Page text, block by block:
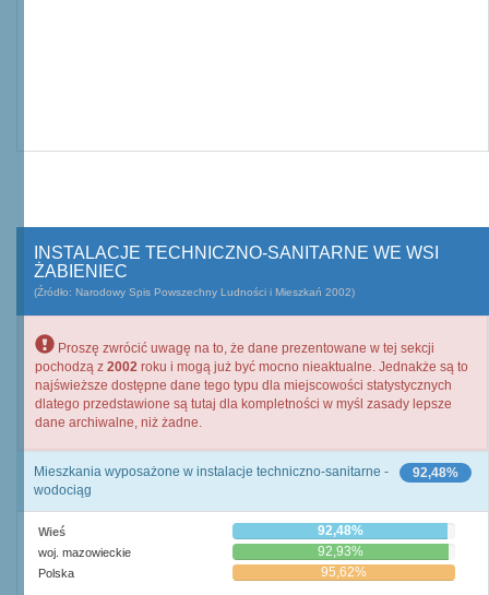
INSTALACJE TECHNICZNO-SANITARNE WE WSI
ŻABIENIEC
(Źródło: Narodowy Spis Powszechny Ludności i Mieszkań 2002)
Proszę zwrócić uwagę na to, że dane prezentowane w tej sekcji
pochodzą z 2002 roku i mogą już być mocno nieaktualne. Jednakże są to
najświeższe dostępne dane tego typu dla miejscowości statystycznych
dlatego przedstawione są tutaj dla kompletności w myśl zasady lepsze
dane archiwalne, niż żadne.
92,48%
Mieszkania wyposażone w instalacje techniczno-sanitarne -
wodociąg
Wieś 92,48%
woj. mazowieckie 92,93%
Polska 95,62%